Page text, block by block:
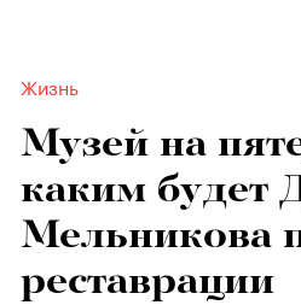
Жизнь
Музей на
каким будет
Мельникова
реставрации